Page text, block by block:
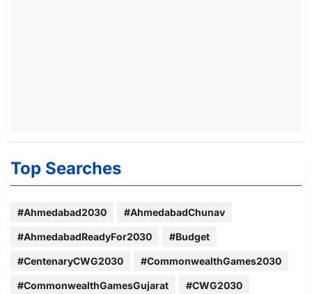
Top Searches
#Ahmedabad2030 #AhmedabadChunav
#AhmedabadReadyFor2030 #Budget
#CentenaryCWG2030 #CommonwealthGames2030
#CommonwealthGamesGujarat #CWG2030